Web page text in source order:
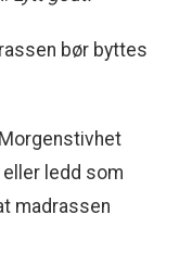
bør byttes
Morgenstivhet
ledd som
madrassen